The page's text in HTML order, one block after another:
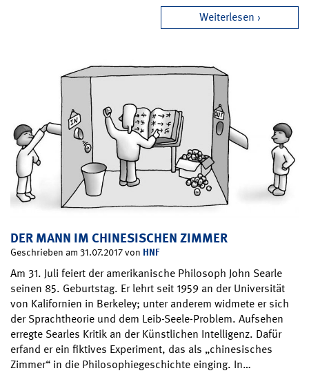
Weiterlesen
DER MANN IM CHINESISCHEN ZIMMER
Geschrieben am 31.07.2017 von HNF
Am 31. Juli feiert der amerikanische Philosoph John Searle
seinen 85. Geburtstag. Er lehrt seit 1959 an der Universität
von Kalifornien in Berkeley; unter anderem widmete er sich
der Sprachtheorie und dem Leib-Seele-Problem. Aufsehen
erregte Searles Kritik an der Künstlichen Intelligenz. Dafür
erfand er ein fiktives Experiment, das als „chinesisches
Zimmer“ in die Philosophiegeschichte einging. In…